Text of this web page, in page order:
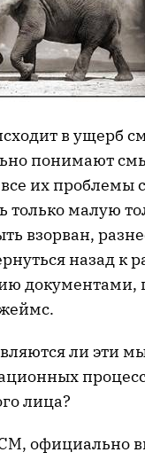
в ущерб
понимают
их проблемы
только малую
взорван,
назад к
документами,
ли эти
лица?
официально